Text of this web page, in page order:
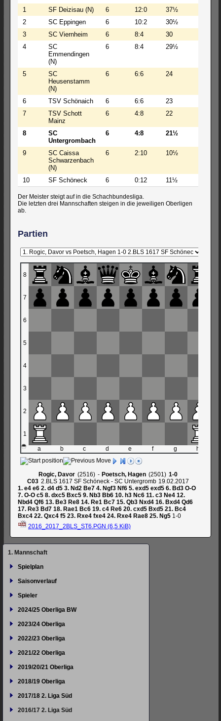
1
SF Deizisau (N) 6 12:0 37½
2
SC Eppingen 6 10:2 30½
3
SC Viernheim 6 8:4 30
4
SC
Emmendingen
(N)
6 8:4 29½
5
SC
Heusenstamm
(N)
6 6:6 24
6 TSV Schönaich 6 6:6 23
7
TSV Schott
Mainz
6 4:8 22
8
SC
Untergrombach
6 4:8 21½
9
SC Caissa
Schwarzenbach
(N)
6 2:10 10½
10 SF Schöneck 6 0:12 11½
Der Meister steigt auf in die Schachbundesliga.
Die letzten drei Mannschaften steigen in die jeweiligen Oberligen
ab.
Partien
8
7
6
5
4
3
2
1
a b c d e f g h
Rogic, Davor 2516 - Poetsch, Hagen 2501
1-0
C03 2.BLS 1617 SF Schöneck - SC Untergromb 19.02.2017
1. e4 e6 2. d4 d5 3. Nd2 Be7 4. Ngf3 Nf6 5. exd5 exd5 6. Bd3 O-O
7. O-O c5 8. dxc5 Bxc5 9. Nb3 Bb6 10. h3 Nc6 11. c3 Ne4 12.
Nbd4 Qf6 13. Be3 Re8 14. Re1 Bc7 15. Qb3 Nxd4 16. Bxd4 Qd6
17. Re3 Bd7 18. Rae1 Bc6 19. c4 Re6 20. cxd5 Bxd5 21. Bc4
Bxc4 22. Qxc4 f5 23. Rxe4 fxe4 24. Rxe4 Rae8 25. Ng5 1-0
2016_2017_2BLS_ST6.PGN (6,5 KiB)
Navigation
1. Mannschaft
Spielplan
Saisonverlauf
Spieler
2024/25 Oberliga BW
2023/24 Oberliga
2022/23 Oberliga
2021/22 Oberliga
2019/20/21 Oberliga
2018/19 Oberliga
2017/18 2. Liga Süd
2016/17 2. Liga Süd